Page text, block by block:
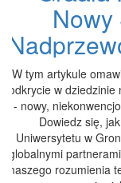
Nowy
W tym artykule
odkrycie w
- nowy,
Dowiedz się,
Uniwersytetu w
globalnymi
naszego rozumienia